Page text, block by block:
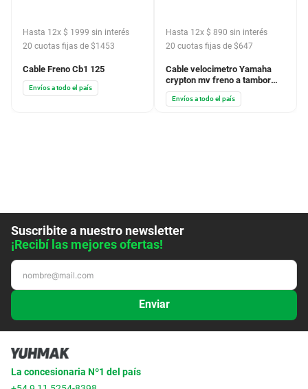
Hasta 12x $ 1999 sin interés
20 cuotas fijas de $1453
Cable Freno Cb1 125
Envíos a todo el país
Hasta 12x $ 890 sin interés
20 cuotas fijas de $647
Cable velocimetro Yamaha
crypton mv freno a tambor
5avh35500000
Envíos a todo el país
Suscribite a nuestro newsletter
¡Recibí las mejores ofertas!
Enviar
La concesionaria Nº1 del país